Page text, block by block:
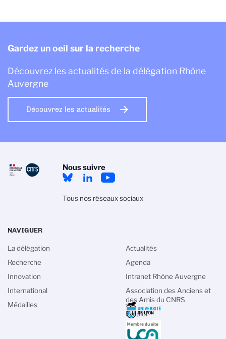
Gardez un oeil sur la recherche
Découvrez les actualités de la délégation Rhône
Auvergne
Découvrez les actualités
Nous suivre
Tous nos réseaux sociaux
NAVIGUER
La délégation
Recherche
Innovation
International
Médailles
Actualités
Agenda
Intranet Rhône Auvergne
Association des Anciens et
des Amis du CNRS
Emploi